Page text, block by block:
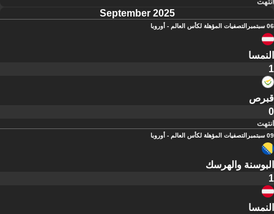
انتهت
September 2025
06 سبتمبر التصفيات المؤهلة لكأس العالم - أوروبا
النمسا
1
قبرص
0
انتهت
09 سبتمبر التصفيات المؤهلة لكأس العالم - أوروبا
البوسنة والهرسك
1
النمسا